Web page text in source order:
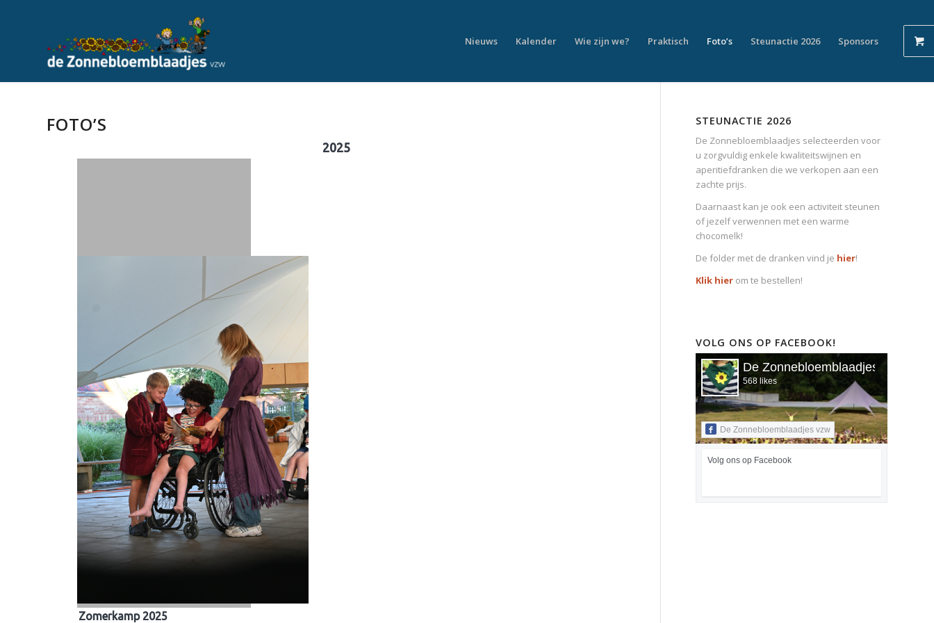
Nieuws Kalender Wie zijn we? Praktisch Foto’s Steunactie 2026 Sponsors
FOTO’S
2025
Zomerkamp 2025
STEUNACTIE 2026
De Zonnebloemblaadjes selecteerden voor
u zorgvuldig enkele kwaliteitswijnen en
aperitiefdranken die we verkopen aan een
zachte prijs.
Daarnaast kan je ook een activiteit steunen
of jezelf verwennen met een warme
chocomelk!
De folder met de dranken vind je hier!
Klik hier om te bestellen!
VOLG ONS OP FACEBOOK!
De Zonnebloemblaadjes vzw
568 likes
De Zonnebloemblaadjes vzw
Volg ons op Facebook